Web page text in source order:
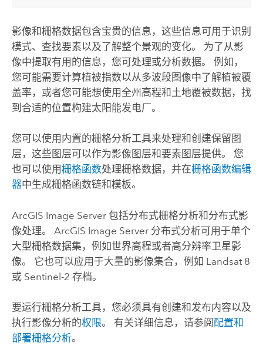
影像和栅格数据包含宝贵的信息，这些信息可用于识别
模式、查找要素以及了解整个景观的变化。 为了从影
像中提取有用的信息，您可处理或分析数据。 例如，
您可能需要计算植被指数以从多波段图像中了解植被覆
盖率，或者您可能想使用全州高程和土地覆被数据，找
到合适的位置构建太阳能发电厂。
您可以使用内置的栅格分析工具来处理和创建保留图
层，这些图层可以作为影像图层和要素图层提供。 您
也可以使用栅格函数处理栅格数据，并在栅格函数编辑
器中生成栅格函数链和模板。
ArcGIS Image Server包括分布式栅格分析和分布式影
像处理。 ArcGIS Image Server分布式分析可用于单个
大型栅格数据集，例如世界高程或者高分辨率卫星影
像。 它也可以应用于大量的影像集合，例如 Landsat 8
或 Sentinel-2 存档。
要运行栅格分析工具，您必须具有创建和发布内容以及
执行影像分析的权限。 有关详细信息，请参阅 配置和
部署栅格分析。